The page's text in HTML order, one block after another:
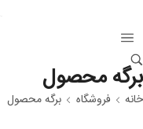
برگه محصول
خانه فروشگاه برگه محصول